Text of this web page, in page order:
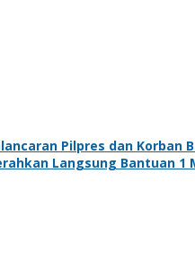
Pilpres dan Korban
Langsung Bantuan 1